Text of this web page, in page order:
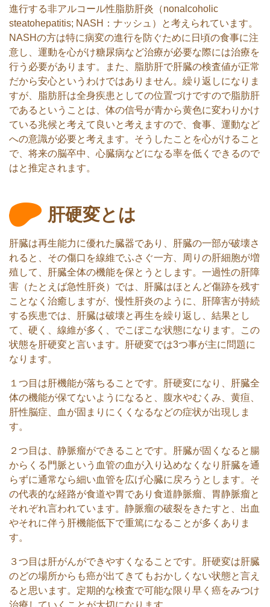
進行する非アルコール性脂肪肝炎（nonalcoholic
steatohepatitis; NASH：ナッシュ）と考えられています。
NASHの方は特に病変の進行を防ぐために日頃の食事に注
意し、運動を心がけ糖尿病など治療が必要な際には治療を
行う必要があります。また、脂肪肝で肝臓の検査値が正常
だから安心というわけではありません。繰り返しになりま
すが、脂肪肝は全身疾患としての位置づけですので脂肪肝
であるということは、体の信号が青から黄色に変わりかけ
ている兆候と考えて良いと考えますので、食事、運動など
への意識が必要と考えます。そうしたことを心がけること
で、将来の脳卒中、心臓病などになる率を低くできるので
はと推定されます。
肝硬変とは
肝臓は再生能力に優れた臓器であり、肝臓の一部が破壊さ
れると、その傷口を線維でふさぐ一方、周りの肝細胞が増
殖して、肝臓全体の機能を保とうとします。一過性の肝障
害（たとえば急性肝炎）では、肝臓はほとんど傷跡を残す
ことなく治癒しますが、慢性肝炎のように、肝障害が持続
する疾患では、肝臓は破壊と再生を繰り返し、結果とし
て、硬く、線維が多く、でこぼこな状態になります。この
状態を肝硬変と言います。肝硬変では3つ事が主に問題に
なります。
１つ目は肝機能が落ちることです。肝硬変になり、肝臓全
体の機能が保てないようになると、腹水やむくみ、黄疸、
肝性脳症、血が固まりにくくなるなどの症状が出現しま
す。
２つ目は、静脈瘤ができることです。肝臓が固くなると腸
からくる門脈という血管の血が入り込めなくなり肝臓を通
らずに通常なら細い血管を広げ心臓に戻ろうとします。そ
の代表的な経路が食道や胃であり食道静脈瘤、胃静脈瘤と
それぞれ言われています。静脈瘤の破裂をきたすと、出血
やそれに伴う肝機能低下で重篤になることが多くありま
す。
３つ目は肝がんができやすくなることです。肝硬変は肝臓
のどの場所からも癌が出てきてもおかしくない状態と言え
ると思います。定期的な検査で可能な限り早く癌をみつけ
治療していくことが大切になります。